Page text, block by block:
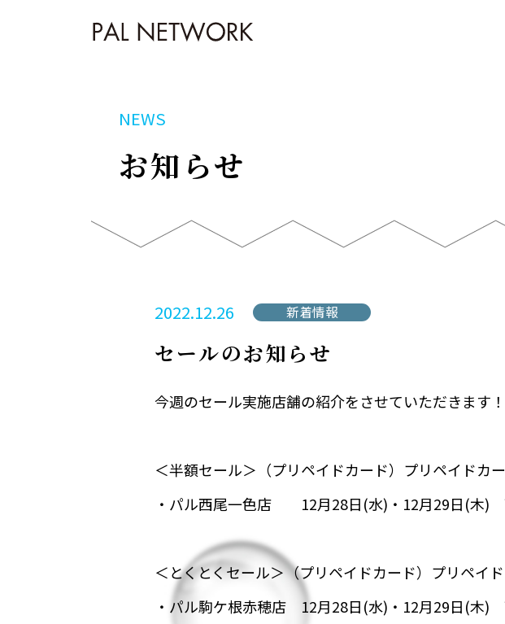
NEWS
お知らせ
2022.12.26 新着情報
セールのお知らせ
今週のセール実施店舗の紹介
＜半額セール＞（プリペイドカード）プリペイドカ
・パル西尾一色店 12月28日(水)・12月29日(木)
＜とくとくセール＞（プリペイドカード）プリペイ
・パル駒ケ根赤穂店 12月28日(水)・12月29日(木)